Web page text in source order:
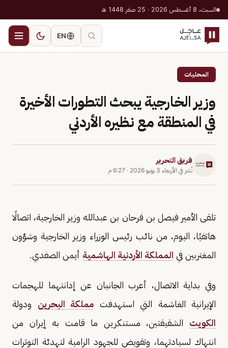
السبت، 8 أغسطس 2026 · 25 صفر 1448 هـ
EN
المحليات
وزير الخارجية يبحث التطورات الأخيرة
في المنطقة مع نظيره الأردني
فريق التحرير
نُشر في الأربعاء 3 يونيو 2026 · 6:27 م
تلقى الأمير فيصل بن فرحان بن عبدالله وزير الخارجية، اتصالًا
هاتفيًا، اليوم، من نائب رئيس الوزراء وزير الخارجية وشؤون
المغتربين في المملكة الأردنية الهاشمية أيمن الصفدي.
وفي بداية الاتصال، أعرب الجانبان عن إدانتهما للهجمات
الإيرانية الغاشمة التي استهدفت مملكة البحرين ودولة
الكويت الشقيقتين، مستنكرين ما قامت به إيران من
انتهاك لسيادتهما، وتقويض للجهود الرامية لتهدئة التوترات